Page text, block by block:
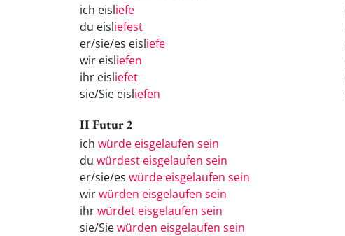
ich eisliefe
du eisliefest
er/sie/es eisliefe
wir eisliefen
ihr eisliefet
sie/Sie eisliefen
II Futur 2
ich würde eisgelaufen sein
du würdest eisgelaufen sein
er/sie/es würde eisgelaufen sein
wirwürden eisgelaufen sein
ihrwürdet eisgelaufen sein
sie/Siewürden eisgelaufen sein